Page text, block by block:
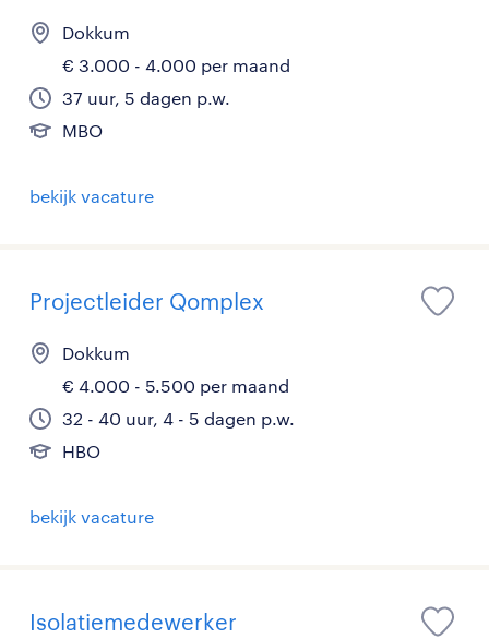
Dokkum
€ 3.000 - 4.000 per maand
37 uur, 5 dagen p.w.
MBO
bekijk vacature
Projectleider Qomplex
Dokkum
€ 4.000 - 5.500 per maand
32 - 40 uur, 4 - 5 dagen p.w.
HBO
bekijk vacature
Isolatiemedewerker